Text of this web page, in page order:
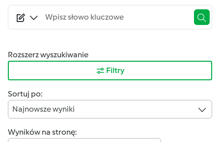
Rozszerz wyszukiwanie
Filtry
Sortuj po:
Najnowsze wyniki
Wyników na stronę: